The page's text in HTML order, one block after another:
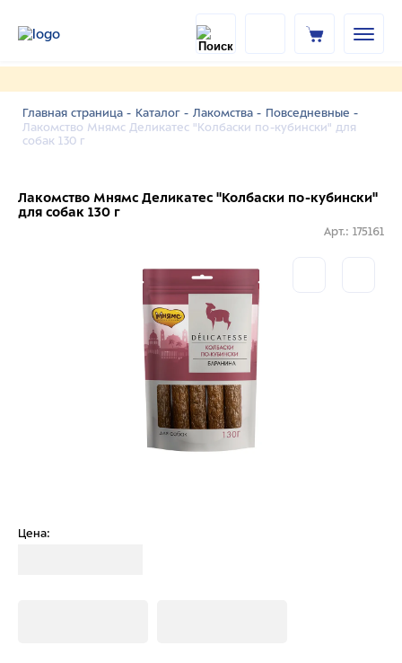
Главная страница - Каталог - Лакомства - Повседневные -
Лакомство Мнямс Деликатес "Колбаски по-кубински" для
собак 130 г
Лакомство Мнямс Деликатес "Колбаски по-кубински"
для собак 130 г
Арт.: 175161
Цена: